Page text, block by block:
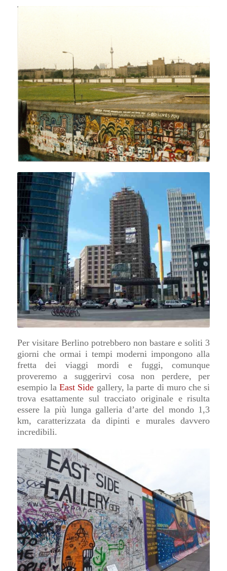
Per visitare Berlino potrebbero non bastare e soliti 3
giorni che ormai i tempi moderni impongono alla
fretta dei viaggi mordi e fuggi, comunque
proveremo a suggerirvi cosa non perdere, per
esempio laEast Side gallery, la parte di muro che si
trova esattamente sul tracciato originale e risulta
essere la più lunga galleria d’arte del mondo 1,3
km, caratterizzata da dipinti e murales davvero
incredibili.